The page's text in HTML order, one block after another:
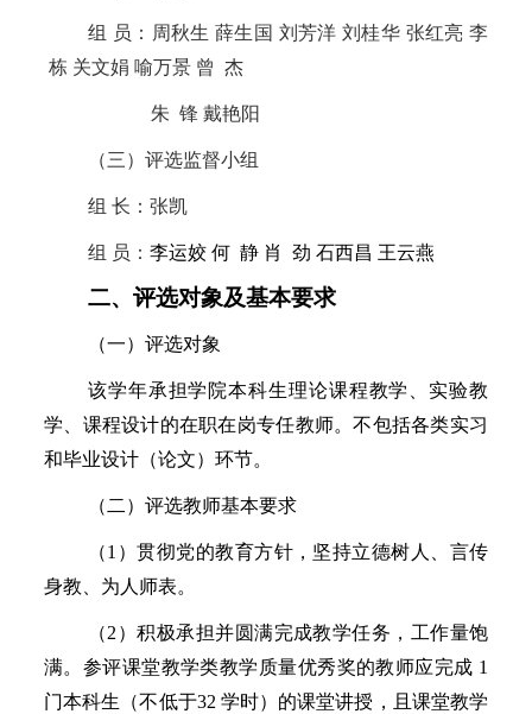
组 员：周秋生 薛生国 刘芳洋 刘桂华 张红亮 李
栋 关文娟 喻万景 曾 杰
朱 锋 戴艳阳
（三）评选监督小组
组 长：张凯
组 员：李运姣 何 静 肖 劲 石西昌 王云燕
二、评选对象及基本要求
（一）评选对象
该学年承担学院本科生理论课程教学、实验教
学、课程设计的在职在岗专任教师。不包括各类实习
和毕业设计（论文）环节。
（二）评选教师基本要求
（1）贯彻党的教育方针，坚持立德树人、言传
身教、为人师表。
（2）积极承担并圆满完成教学任务，工作量饱
满。参评课堂教学类教学质量优秀奖的教师应完成 1
门本科生（不低于32 学时）的课堂讲授，且课堂教学